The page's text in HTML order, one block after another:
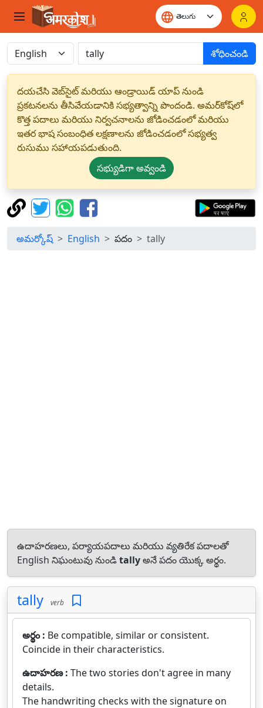
శోధించండి
దయచేసి వెబ్‌సైట్ మరియు ఆండ్రాయిడ్ యాప్ నుండి
ప్రకటనలను తీసివేయడానికి సభ్యత్వాన్ని పొందండి. అమర్‌కోష్‌లో
కొత్త పదాలు మరియు నిర్వచనాలను జోడించడంలో మరియు
ఇతర భాష సంబంధిత లక్షణాలను జోడించడంలో సభ్యత్వ
రుసుము సహాయపడుతుంది.
సభ్యుడిగా అవ్వండి
అమర్కోష్ English పదం tally
ఉదాహరణలు, పర్యాయపదాలు మరియు వ్యతిరేక పదాలతో
English నిఘంటువు నుండిtallyఅనే పదం యొక్క అర్థం.
tally verb
అర్థం : Be compatible, similar or consistent.
Coincide in their characteristics.
ఉదాహరణ : The two stories don't agree in many
details.
The handwriting checks with the signature on